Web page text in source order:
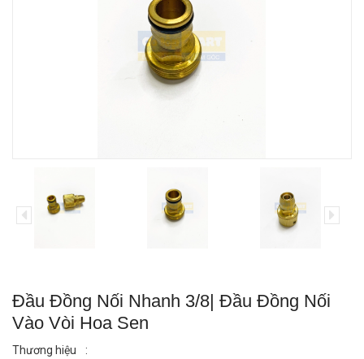
Đầu Đồng Nối Nhanh 3/8| Đầu Đồng Nối
Vào Vòi Hoa Sen
Thương hiệu :